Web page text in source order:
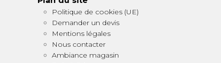
Politique de cookies (UE)
Demander un devis
Mentions légales
Nous contacter
Ambiance magasin